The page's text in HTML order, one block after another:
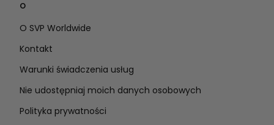
O
O SVP Worldwide
Kontakt
Warunki świadczenia usług
Nie udostępniaj moich danych osobowych
Polityka prywatności